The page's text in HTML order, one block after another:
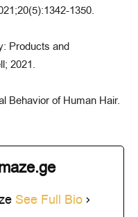
1350.
Products and
2021.
Behavior of Human Hair.
See Full Bio